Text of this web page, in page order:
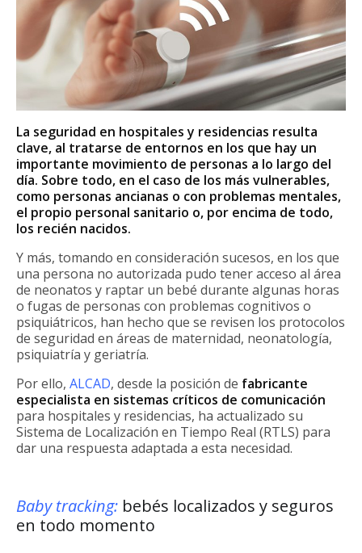
La seguridad en hospitales y residencias resulta
clave, al tratarse de entornos en los que hay un
importante movimiento de personas a lo largo del
día. Sobre todo, en el caso de los más vulnerables,
como personas ancianas o con problemas mentales,
el propio personal sanitario o, por encima de todo,
los recién nacidos.
Y más, tomando en consideración sucesos, en los que
una persona no autorizada pudo tener acceso al área
de neonatos y raptar un bebé durante algunas horas
o fugas de personas con problemas cognitivos o
psiquiátricos, han hecho que se revisen los protocolos
de seguridad en áreas de maternidad, neonatología,
psiquiatría y geriatría.
Por ello, ALCAD, desde la posición de fabricante
especialista en sistemas críticos de comunicación
para hospitales y residencias, ha actualizado su
Sistema de Localización en Tiempo Real (RTLS) para
dar una respuesta adaptada a esta necesidad.
Baby tracking: bebés localizados y seguros
en todo momento